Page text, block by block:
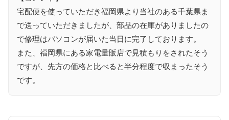
宅配便を使っていただき福岡県より当社のある千葉県ま
で送っていただきましたが、部品の在庫がありましたの
で修理はパソコンが届いた当日に完了しております。
また、福岡県にある家電量販店で見積もりをされたそう
ですが、先方の価格と比べると半分程度で収まったそう
です。